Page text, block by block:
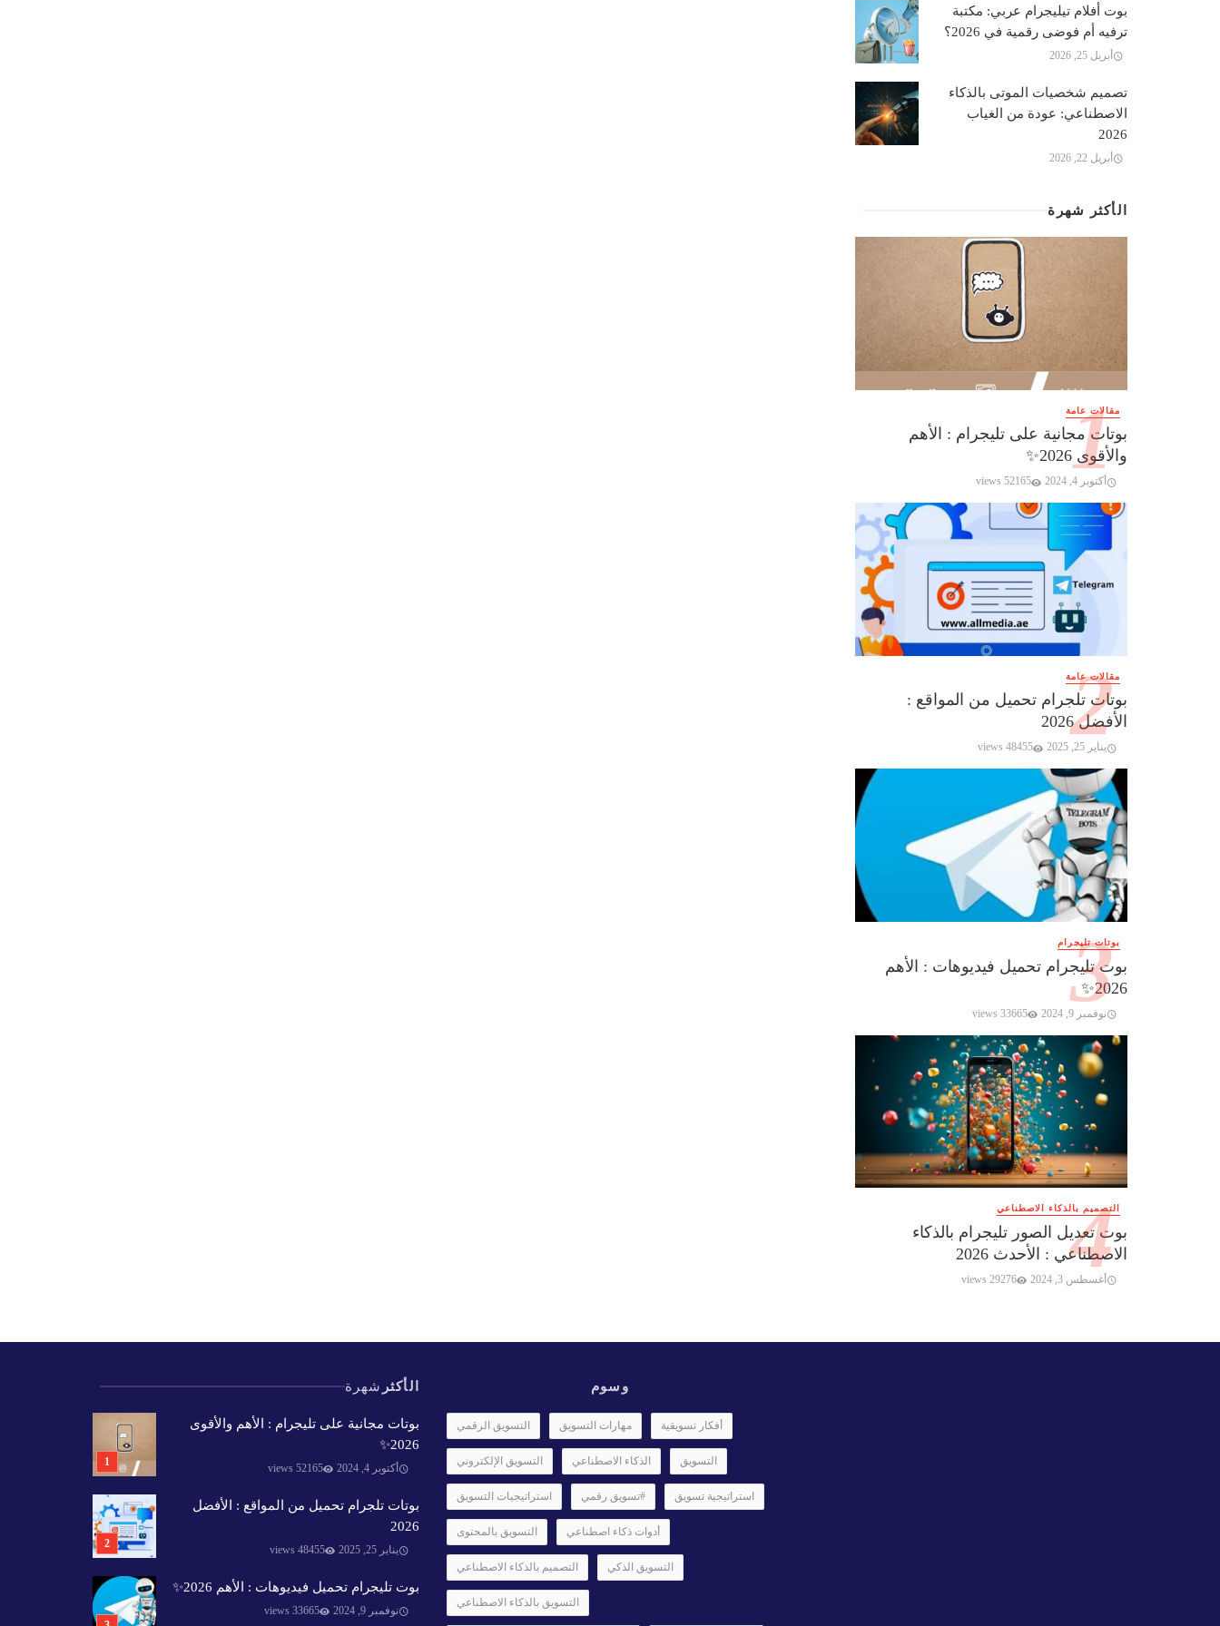
بوت أفلام تيليجرام عربي: مكتبة
ترفيه أم فوضى رقمية في 2026؟
أبريل 25, 2026
تصميم شخصيات الموتى بالذكاء
الاصطناعي: عودة من الغياب
2026
أبريل 22, 2026
الأكثر شهرة
مقالات عامة
بوتات مجانية على تليجرام : الأهم
والأقوى 2026✨️
أكتوبر 4, 2024 52165 views
مقالات عامة
بوتات تلجرام تحميل من المواقع :
الأفضل 2026
يناير 25, 2025 48455 views
بوتات تليجرام
بوت تليجرام تحميل فيديوهات : الأهم
2026✨️
نوفمبر 9, 2024 33665 views
التصميم بالذكاء الاصطناعي
بوت تعديل الصور تليجرام بالذكاء
الاصطناعي : الأحدث 2026
أغسطس 3, 2024 29276 views
الأكثر شهرة
بوتات مجانية على تليجرام : الأهم والأقوى
2026✨️
أكتوبر 4, 2024 52165 views
بوتات تلجرام تحميل من المواقع : الأفضل
2026
يناير 25, 2025 48455 views
بوت تليجرام تحميل فيديوهات : الأهم 2026✨️
نوفمبر 9, 2024 33665 views
وسوم
التسويق الرقمي مهارات التسويق أفكار تسويقية
التسويق الإلكتروني الذكاء الاصطناعي التسويق
استراتيجيات التسويق #تسويق رقمي استراتيجية تسويق
التسويق بالمحتوى أدوات ذكاء اصطناعي
التصميم بالذكاء الاصطناعي التسويق الذكي
التسويق بالذكاء الاصطناعي